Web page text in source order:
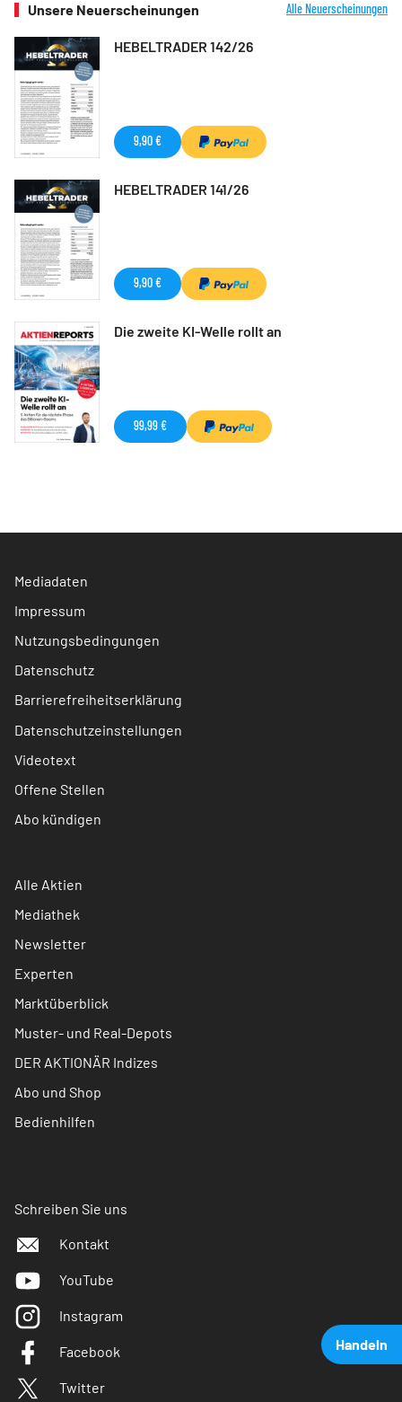
Handeln
Unsere Neuerscheinungen Alle Neuerscheinungen
HEBELTRADER 142/26
9,90 €
HEBELTRADER 141/26
9,90 €
Die zweite KI-Welle rollt an
99,99 €
Mediadaten
Impressum
Nutzungsbedingungen
Datenschutz
Barrierefreiheitserklärung
Datenschutzeinstellungen
Videotext
Offene Stellen
Abo kündigen
Alle Aktien
Mediathek
Newsletter
Experten
Marktüberblick
Muster- und Real-Depots
DER AKTIONÄR Indizes
Abo und Shop
Bedienhilfen
Schreiben Sie uns
Kontakt
YouTube
Instagram
Facebook
Twitter